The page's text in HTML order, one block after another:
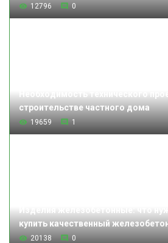
12796 0
строительстве частного дома
19659 1
купить качественный
20138 0